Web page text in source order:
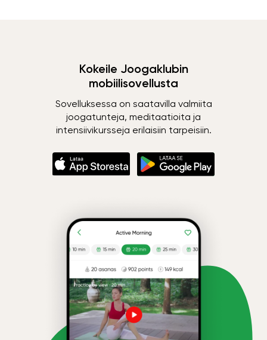
Kokeile Joogaklubin
mobiilisovellusta
Sovelluksessa on saatavilla valmiita
joogatunteja, meditaatioita ja
intensiivikursseja erilaisiin tarpeisiin.